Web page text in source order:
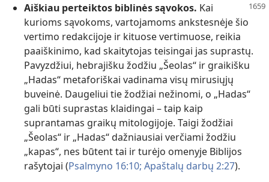
Aiškiau perteiktos biblinės sąvokos. Kai
kurioms sąvokoms, vartojamoms ankstesnėje šio
vertimo redakcijoje ir kituose vertimuose, reikia
paaiškinimo, kad skaitytojas teisingai jas suprastų.
Pavyzdžiui, hebrajišku žodžiu „Šeolas“ ir graikišku
„Hadas“ metaforiškai vadinama visų mirusiųjų
buveinė. Daugeliui tie žodžiai nežinomi, o „Hadas“
gali būti suprastas klaidingai – taip kaip
suprantamas graikų mitologijoje. Taigi žodžiai
„Šeolas“ ir „Hadas“ dažniausiai verčiami žodžiu
„kapas“, nes būtent tai ir turėjo omenyje Biblijos
rašytojai (Psalmyno 16:10; Apaštalų darbų 2:27).